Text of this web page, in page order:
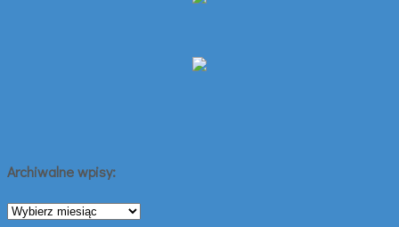
Archiwalne wpisy:
Archiwalne